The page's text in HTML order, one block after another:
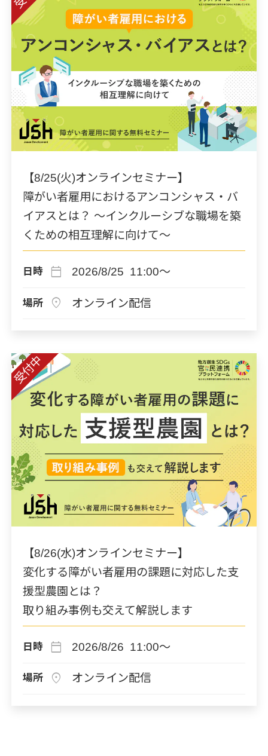
【8/25(火)オンラインセミナー】
障がい者雇用におけるアンコンシャス・バ
イアスとは？ ～インクルーシブな職場を築
くための相互理解に向けて～
日時 calendar_today 2026/8/25 11:00～
場所 location_on オンライン配信
受付中
【8/26(水)オンラインセミナー】
変化する障がい者雇用の課題に対応した支
援型農園とは？
取り組み事例も交えて解説します
日時 calendar_today 2026/8/26 11:00～
場所 location_on オンライン配信